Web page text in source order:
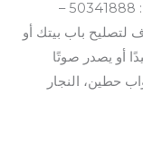
اتصل الآن أو تواصل عبر واتساب: 50341888 –
لتصليح باب بيتك أو
أو يصدر صوتًا
حطين، النجار